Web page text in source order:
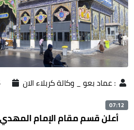
عماد بعو _ وكالة كربلاء الان
07:12
أعلن قسم مقام الإمام